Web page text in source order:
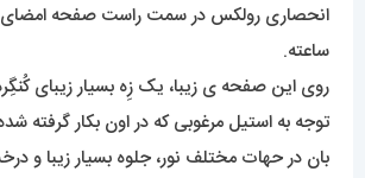
انحصاری رولکس در سمت راست صفحه امضای
ساعته.
روی این صفحه ی زیبا، یک زِه بسیار زیبای
توجه به استیل مرغوبی که در اون بکار گرفته
بان در حهات مختلف نور، جلوه بسیار زیبا و